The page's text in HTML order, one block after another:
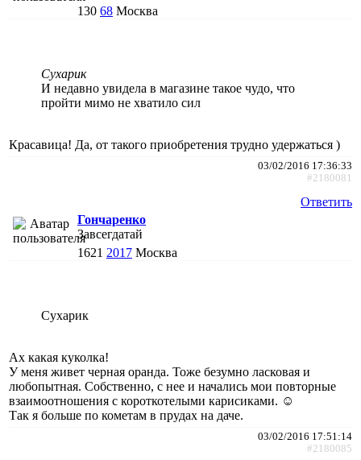
130 68 Москва
Сухарик
И недавно увидела в магазине такое чудо, что
пройти мимо не хватило сил
Красавица! Да, от такого приобретения трудно удержаться )
03/02/2016 17:36:33
#2180081
Ответить
Гончаренко
Завсегдатай
1621 2017 Москва
Сухарик
Ах какая куколка!
У меня живет черная оранда. Тоже безумно ласковая и
любопытная. Собственно, с нее и начались мои повторные
взаимоотношения с короткотелыми карисиками. ☺
Так я больше по кометам в прудах на даче.
03/02/2016 17:51:14
#2180085